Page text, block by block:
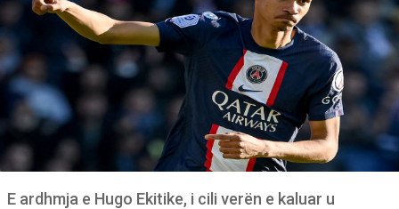
E ardhmja e Hugo Ekitike, i cili verën e kaluar u